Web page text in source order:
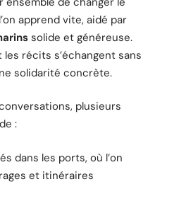
apprend vite, aidé par
solide et généreuse.
récits s’échangent sans
solidarité concrète.
plusieurs
:
dans les ports, où l’on
et itinéraires